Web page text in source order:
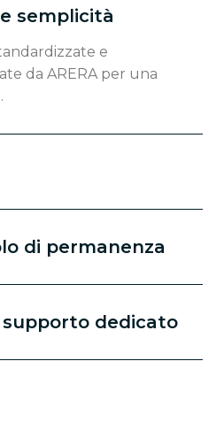
semplicità
e
da ARERA per una
di permanenza
dedicato